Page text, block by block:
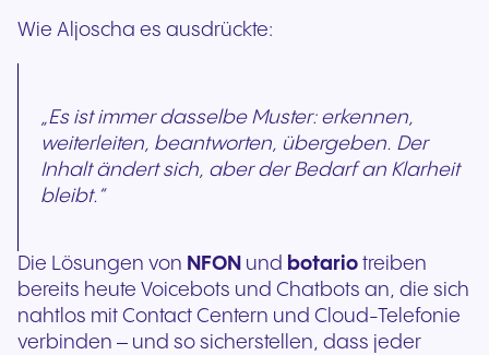
Wie Aljoscha es ausdrückte:
„Es ist immer dasselbe Muster: erkennen,
weiterleiten, beantworten, übergeben. Der
Inhalt ändert sich, aber der Bedarf an Klarheit
bleibt.“
Die Lösungen von NFON und botario treiben
bereits heute Voicebots und Chatbots an, die sich
nahtlos mit Contact Centern und Cloud-Telefonie
verbinden – und so sicherstellen, dass jeder